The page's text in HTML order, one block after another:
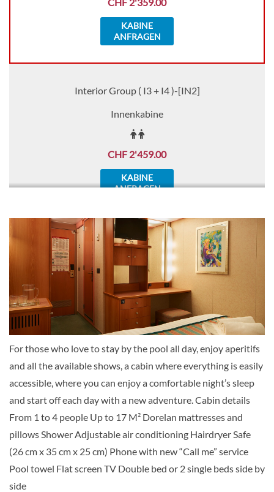
KABINE
ANFRAGEN
Interior Group ( I3 + I4 )-[IN2]
Innenkabine
CHF 2'459.00
KABINE
ANFRAGEN
Oceanview Group ( E1 + E2 )-[ET1]
Aussenkabine
CHF 2'709.00
KABINE
Deck Boheme
Balkonkabine
For those who love to stay by the pool all day, enjoy aperitifs
and all the available shows, a cabin where everything is easily
accessible, where you can enjoy a comfortable night’s sleep
and start off each day with a new adventure. Cabin details
From 1 to 4 people Up to 17 M² Dorelan mattresses and
pillows Shower Adjustable air conditioning Hairdryer Safe
(26 cm x 35 cm x 25 cm) Phone with new “Call me” service
Pool towel Flat screen TV Double bed or 2 single beds side by
side